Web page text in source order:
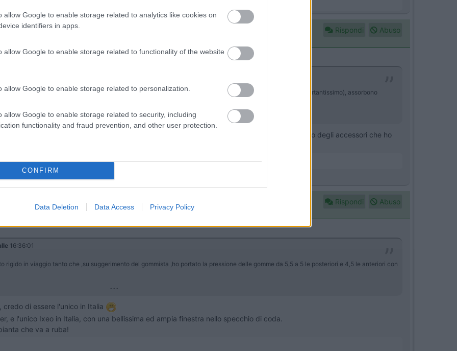
allow Google to enable storage related to analytics like cookies on
identifiers in apps.
allow Google to enable storage related to functionality of the website
allow Google to enable storage related to personalization.
allow Google to enable storage related to security, including
functionality and fraud prevention, and other user protection.
CONFIRM
Data Deletion Data Access Privacy Policy
Rispondi Abuso
elettrici auto livellanti. Costano un botto, pesano, livellano perfettamente senza torsioni alla cellula (importantissimo), assorbono
...
per evitare di correre da Cuneo a Pescara a montarli, poi di recente ha ammesso che è uno degli accessori che ho
di ballare tutta la notte e quest'anno in Portogallo han fatto la differenza...
Rispondi Abuso
16:36:01
in viaggio tanto che ,su suggerimento del gommista ,ho portato la pressione delle gomme da 5,5 a 5 le posteriori e 4,5 le anteriori con
...
credo di essere l'unico in Italia
e l'unico Ixeo in Italia, con una bellissima ed ampia finestra nello specchio di coda.
che va a ruba!